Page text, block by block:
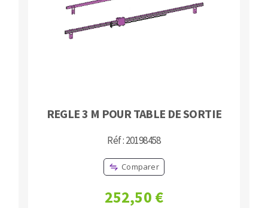
REGLE 3 M POUR TABLE DE SORTIE
Réf : 20198458
Comparer
252,50 €